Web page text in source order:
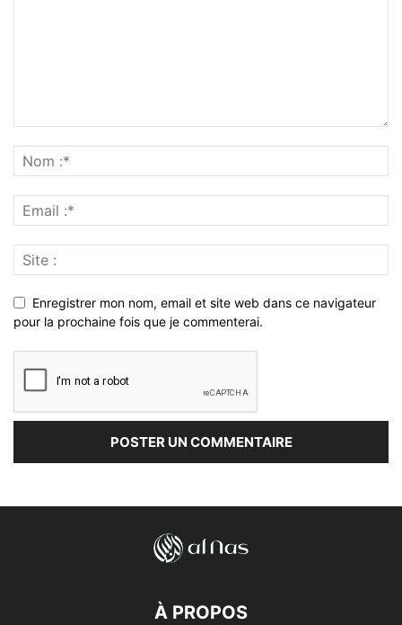
Enregistrer mon nom, email et site web dans ce navigateur
pour la prochaine fois que je commenterai.
À PROPOS